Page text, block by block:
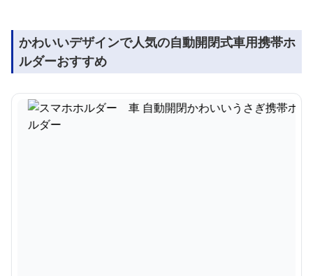
かわいいデザインで人気の自動開閉式車用携帯ホ
ルダーおすすめ